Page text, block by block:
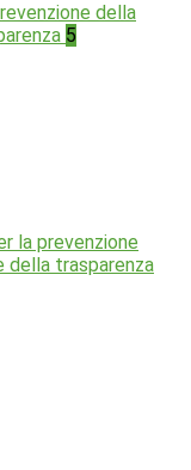
della
5
la prevenzione
della trasparenza